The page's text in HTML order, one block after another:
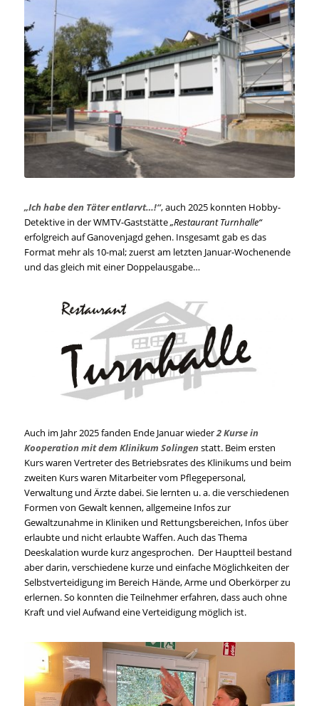
„Ich habe den Täter entlarvt…!“, auch 2025 konnten Hobby-
Detektive in der WMTV-Gaststätte„Restaurant Turnhalle“
erfolgreich auf Ganovenjagd gehen. Insgesamt gab es das
Format mehr als 10-mal; zuerst am letzten Januar-Wochenende
und das gleich mit einer Doppelausgabe…
Auch im Jahr 2025 fanden Ende Januar wieder2 Kurse in
Kooperation mit dem Klinikum Solingen statt. Beim ersten
Kurs waren Vertreter des Betriebsrates des Klinikums und beim
zweiten Kurs waren Mitarbeiter vom Pflegepersonal,
Verwaltung und Ärzte dabei. Sie lernten u. a. die verschiedenen
Formen von Gewalt kennen, allgemeine Infos zur
Gewaltzunahme in Kliniken und Rettungsbereichen, Infos über
erlaubte und nicht erlaubte Waffen. Auch das Thema
Deeskalation wurde kurz angesprochen. Der Hauptteil bestand
aber darin, verschiedene kurze und einfache Möglichkeiten der
Selbstverteidigung im Bereich Hände, Arme und Oberkörper zu
erlernen. So konnten die Teilnehmer erfahren, dass auch ohne
Kraft und viel Aufwand eine Verteidigung möglich ist.